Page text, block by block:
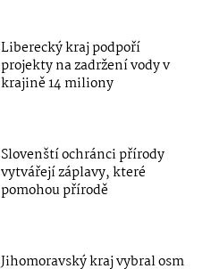
Liberecký kraj podpoří
projekty na zadržení vody v
krajině 14 miliony
Slovenští ochránci přírody
vytvářejí záplavy, které
pomohou přírodě
Jihomoravský kraj vybral osm